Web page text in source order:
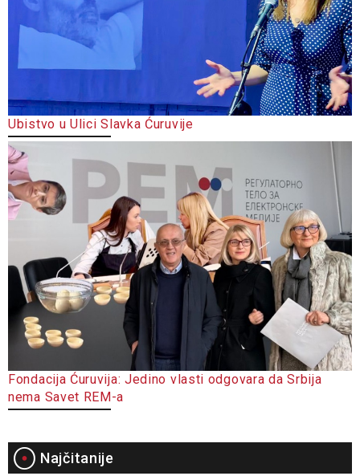
Ubistvo u Ulici Slavka Ćuruvije
Fondacija Ćuruvija: Jedino vlasti odgovara da Srbija
nema Savet REM-a
Najčitanije